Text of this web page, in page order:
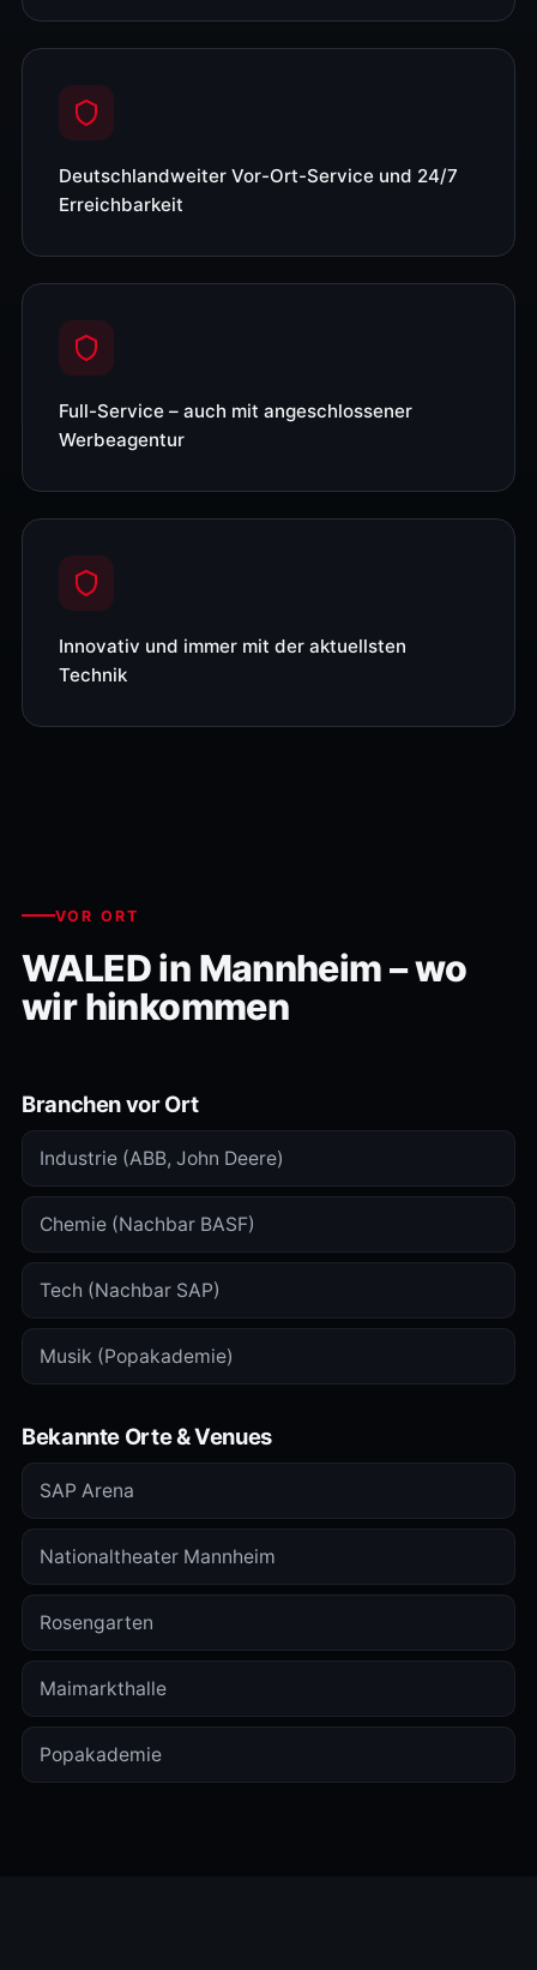
Deutschlandweiter Vor-Ort-Service und 24/7
Erreichbarkeit
Full-Service – auch mit angeschlossener
Werbeagentur
Innovativ und immer mit der aktuellsten
Technik
VOR ORT
WALED in Mannheim – wo
wir hinkommen
Branchen vor Ort
Industrie (ABB, John Deere)
Chemie (Nachbar BASF)
Tech (Nachbar SAP)
Musik (Popakademie)
Bekannte Orte & Venues
SAP Arena
Nationaltheater Mannheim
Rosengarten
Maimarkthalle
Popakademie